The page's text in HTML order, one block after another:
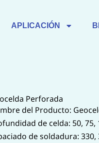
APLICACIÓN
Perforada
del Producto:
de celda: 50, 75,
de soldadura: 330,